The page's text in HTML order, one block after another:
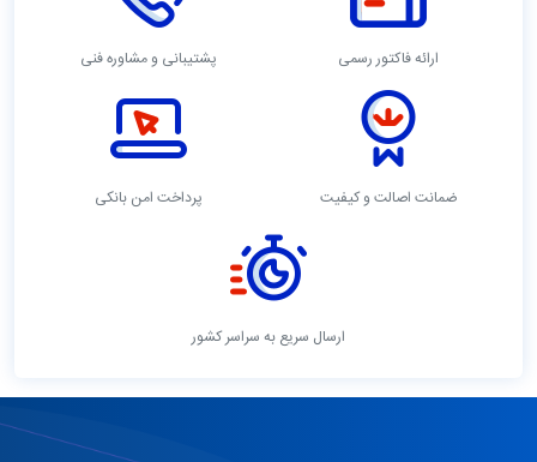
ارائه فاکتور رسمی پشتیبانی و مشاوره فنی
ضمانت اصالت و کیفیت پرداخت امن بانکی
ارسال سریع به سراسر کشور